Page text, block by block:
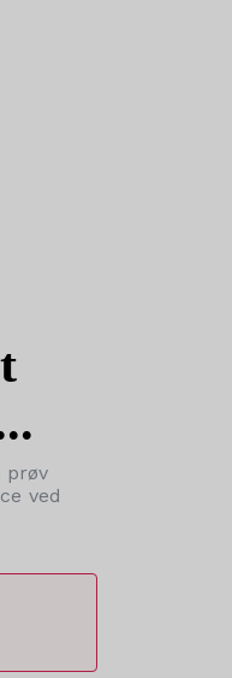
prøv
ved